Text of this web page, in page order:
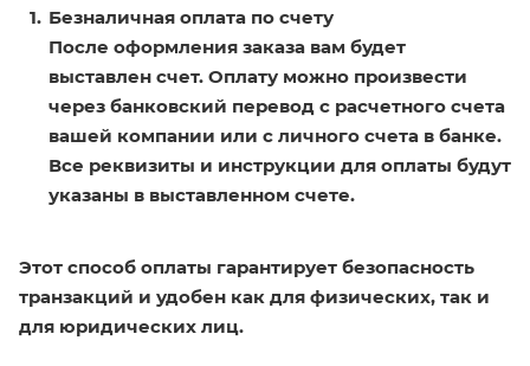
Безналичная оплата по счету
После оформления заказа вам будет
выставлен счет. Оплату можно произвести
через банковский перевод с расчетного счета
вашей компании или с личного счета в банке.
Все реквизиты и инструкции для оплаты будут
указаны в выставленном счете.
Этот способ оплаты гарантирует безопасность
транзакций и удобен как для физических, так и
для юридических лиц.